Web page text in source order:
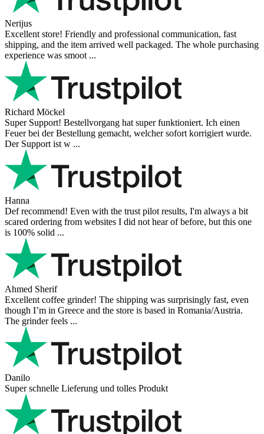
Nerijus
Excellent store! Friendly and professional communication, fast
shipping, and the item arrived well packaged. The whole purchasing
experience was smoot ...
Richard Möckel
Super Support! Bestellvorgang hat super funktioniert. Ich einen
Feuer bei der Bestellung gemacht, welcher sofort korrigiert wurde.
Der Support ist w ...
Hanna
Def recommend! Even with the trust pilot results, I'm always a bit
scared ordering from websites I did not hear of before, but this one
is 100% solid ...
Ahmed Sherif
Excellent coffee grinder! The shipping was surprisingly fast, even
though I’m in Greece and the store is based in Romania/Austria.
The grinder feels ...
Danilo
Super schnelle Lieferung und tolles Produkt